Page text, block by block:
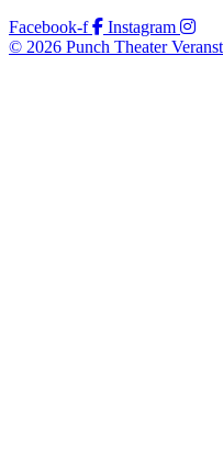
Facebook-f
Instagram
© 2026 Punch Theater